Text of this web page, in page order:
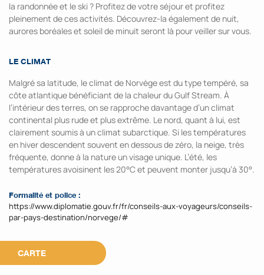
la randonnée et le ski ? Profitez de votre séjour et profitez
pleinement de ces activités. Découvrez-la également de nuit,
aurores boréales et soleil de minuit seront là pour veiller sur vous.
LE CLIMAT
Malgré sa latitude, le climat de Norvège est du type tempéré, sa
côte atlantique bénéficiant de la chaleur du Gulf Stream. À
l’intérieur des terres, on se rapproche davantage d’un climat
continental plus rude et plus extrême. Le nord, quant à lui, est
clairement soumis à un climat subarctique. Si les températures
en hiver descendent souvent en dessous de zéro, la neige, très
fréquente, donne à la nature un visage unique. L’été, les
températures avoisinent les 20°C et peuvent monter jusqu’à 30°.
Formalité et police :
https://www.diplomatie.gouv.fr/fr/conseils-aux-voyageurs/conseils-
par-pays-destination/norvege/#
CARTE